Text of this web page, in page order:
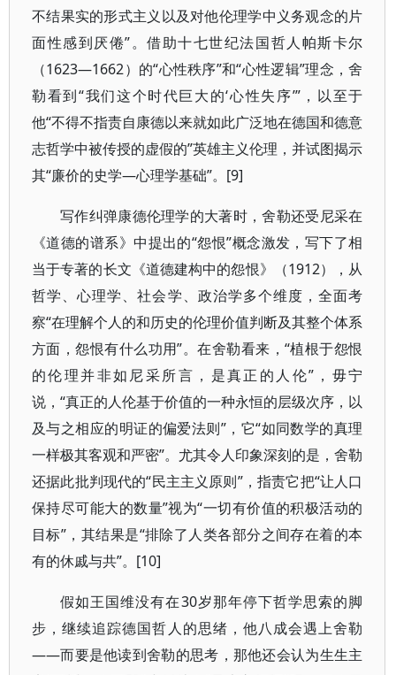
不结果实的形式主义以及对他伦理学中义务观念的片
面性感到厌倦”。借助十七世纪法国哲人帕斯卡尔
（1623—1662）的“心性秩序”和“心性逻辑”理念，舍
勒看到“我们这个时代巨大的‘心性失序’”，以至于
他“不得不指责自康德以来就如此广泛地在德国和德意
志哲学中被传授的虚假的”英雄主义伦理，并试图揭示
其“廉价的史学―心理学基础”。[9]
写作纠弹康德伦理学的大著时，舍勒还受尼采在
《道德的谱系》中提出的“怨恨”概念激发，写下了相
当于专著的长文《道德建构中的怨恨》（1912），从
哲学、心理学、社会学、政治学多个维度，全面考
察“在理解个人的和历史的伦理价值判断及其整个体系
方面，怨恨有什么功用”。在舍勒看来，“植根于怨恨
的伦理并非如尼采所言，是真正的人伦”，毋宁
说，“真正的人伦基于价值的一种永恒的层级次序，以
及与之相应的明证的偏爱法则”，它“如同数学的真理
一样极其客观和严密”。尤其令人印象深刻的是，舍勒
还据此批判现代的“民主主义原则”，指责它把“让人口
保持尽可能大的数量”视为“一切有价值的积极活动的
目标”，其结果是“排除了人类各部分之间存在着的本
有的休戚与共”。[10]
假如王国维没有在30岁那年停下哲学思索的脚
步，继续追踪德国哲人的思绪，他八成会遇上舍勒
——而要是他读到舍勒的思考，那他还会认为生生主